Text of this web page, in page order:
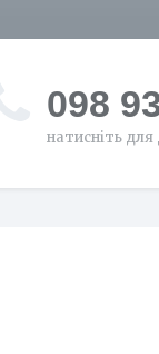
098
натисніть для